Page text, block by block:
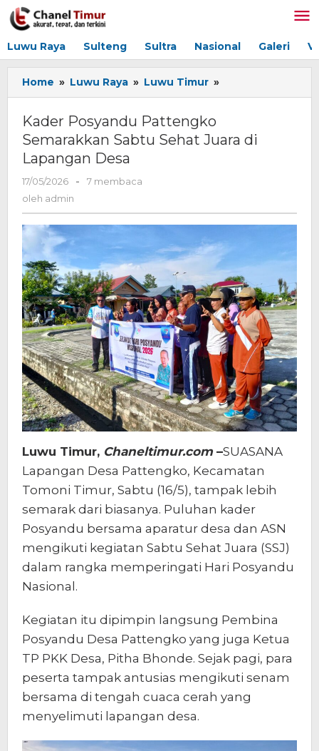
Lewati
ke
Luwu Raya Sulteng Sultra Nasional Galeri
Home » Luwu Raya » Luwu Timur »
Posyandu
Sabtu
Desa
Kader Posyandu Pattengko
Semarakkan Sabtu Sehat Juara di
Lapangan Desa
17/05/2026
oleh
-
7 membaca
oleh admin
Luwu Timur, Chaneltimur.com–SUASANA
Lapangan Desa Pattengko, Kecamatan
Tomoni Timur, Sabtu (16/5), tampak lebih
semarak dari biasanya. Puluhan kader
Posyandu bersama aparatur desa dan ASN
mengikuti kegiatan Sabtu Sehat Juara (SSJ)
dalam rangka memperingati Hari Posyandu
Nasional.
Kegiatan itu dipimpin langsung Pembina
Posyandu Desa Pattengko yang juga Ketua
TP PKK Desa, Pitha Bhonde. Sejak pagi, para
peserta tampak antusias mengikuti senam
bersama di tengah cuaca cerah yang
menyelimuti lapangan desa.